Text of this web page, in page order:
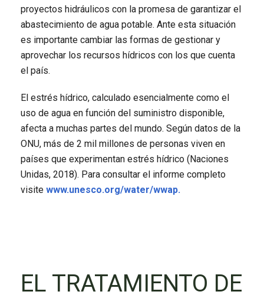
proyectos hidráulicos con la promesa de garantizar el
abastecimiento de agua potable. Ante esta situación
es importante cambiar las formas de gestionar y
aprovechar los recursos hídricos con los que cuenta
el país.
El estrés hídrico, calculado esencialmente como el
uso de agua en función del suministro disponible,
afecta a muchas partes del mundo. Según datos de la
ONU, más de 2 mil millones de personas viven en
países que experimentan estrés hídrico (Naciones
Unidas, 2018). Para consultar el informe completo
visite www.unesco.org/water/wwap.
EL TRATAMIENTO DE